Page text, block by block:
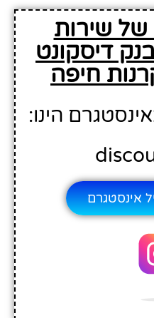
שירות
דיסקונט
חיפה
הינו:
אינסטגרם